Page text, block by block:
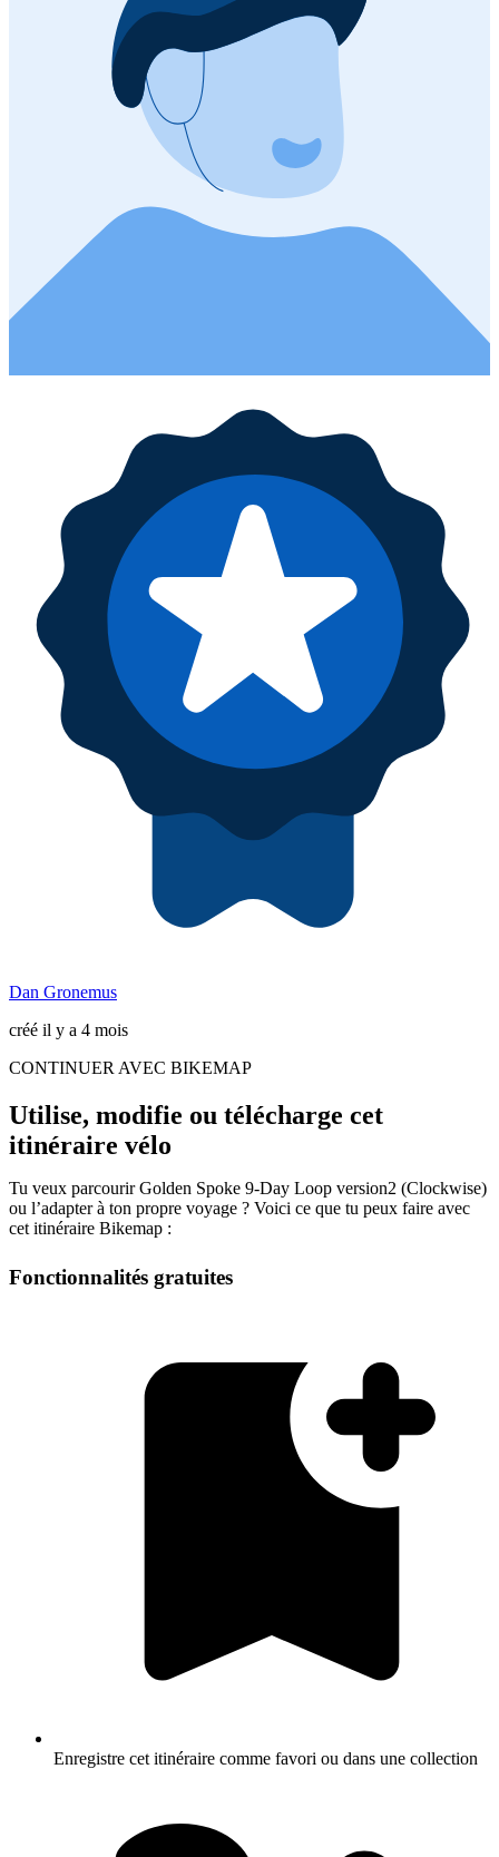
Dan Gronemus
créé il y a 4 mois
CONTINUER AVEC BIKEMAP
Utilise, modifie ou télécharge cet
itinéraire vélo
Tu veux parcourir Golden Spoke 9-Day Loop version2 (Clockwise)
ou l’adapter à ton propre voyage ? Voici ce que tu peux faire avec
cet itinéraire Bikemap :
Fonctionnalités gratuites
Enregistre cet itinéraire comme favori ou dans une collection